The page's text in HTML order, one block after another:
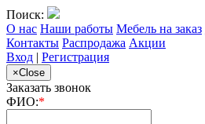
Поиск:
О нас Наши работы Мебель на заказ
Контакты Распродажа Акции
Вход | Регистрация
×Close
Заказать звонок
ФИО:*